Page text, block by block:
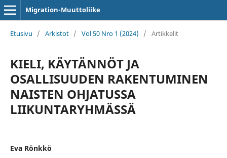
Migration-Muuttoliike
Etusivu / Arkistot / Vol 50 Nro 1 (2024) / Artikkelit
KIELI, KÄYTÄNNÖT JA
OSALLISUUDEN RAKENTUMINEN
NAISTEN OHJATUSSA
LIIKUNTARYHMÄSSÄ
Eva Rönkkö